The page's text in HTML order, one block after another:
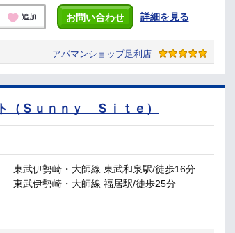
追加 お問い合わせ 詳細を見る
アパマンショップ足利店
（Ｓｕｎｎｙ Ｓｉｔｅ）
東武伊勢崎・大師線 東武和泉駅/徒歩16分
東武伊勢崎・大師線 福居駅/徒歩25分